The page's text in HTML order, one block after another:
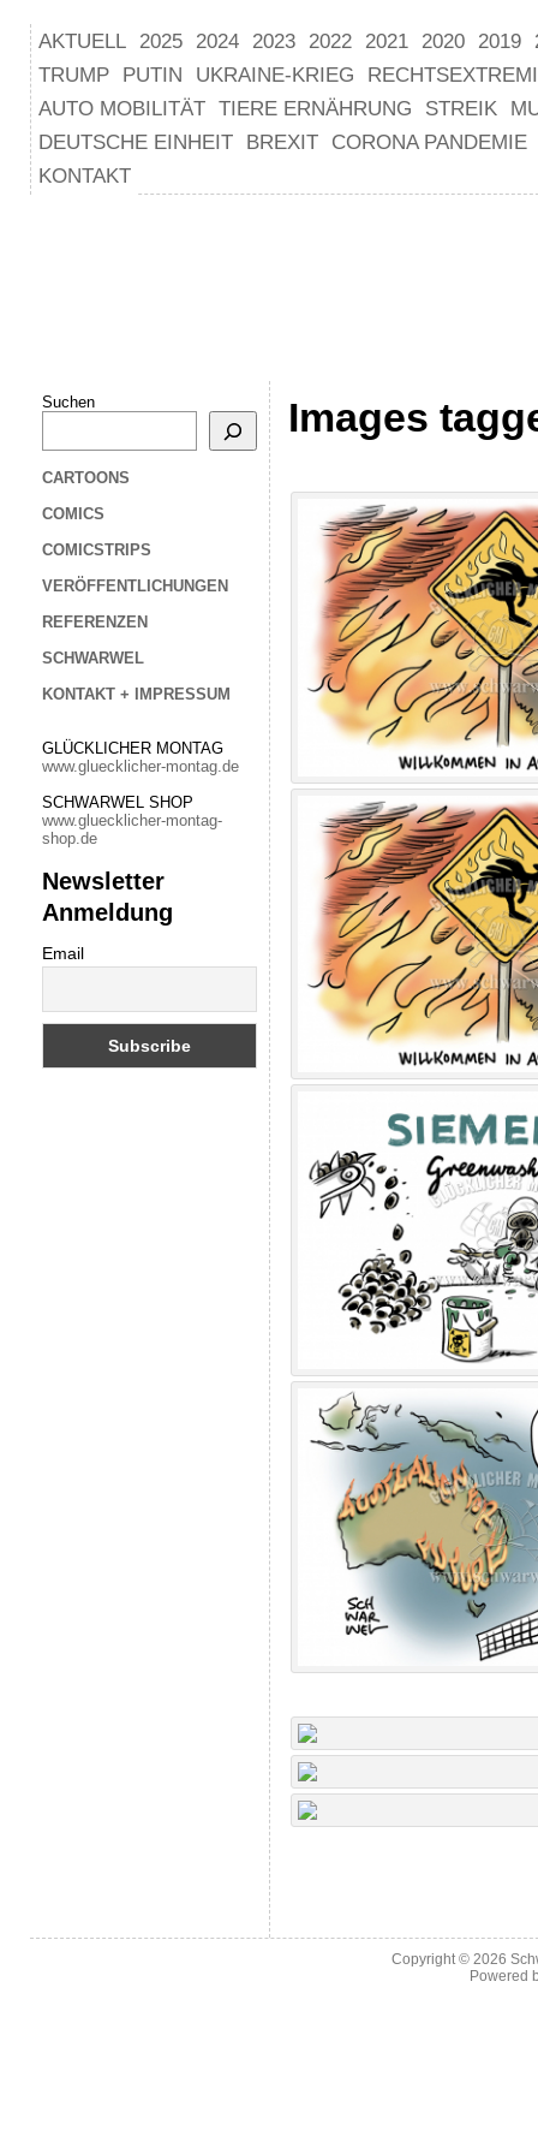
AKTUELL 2025 2024 2023 2022 2021 2020 2019
TRUMP
PUTIN UKRAINE-KRIEG
AUTO MOBILITÄT TIERE ERNÄHRUNG STREIK
DEUTSCHE EINHEIT
BREXIT
CORONA PANDEMIE
KONTAKT
Suchen
CARTOONS
COMICS
COMICSTRIPS
VERÖFFENTLICHUNGEN
REFERENZEN
SCHWARWEL
KONTAKT + IMPRESSUM
GLÜCKLICHER MONTAG
www.gluecklicher-montag.de
SCHWARWEL SHOP
www.gluecklicher-montag-
shop.de
Newsletter
Anmeldung
Email
Images
Copyright © 2026
Powered